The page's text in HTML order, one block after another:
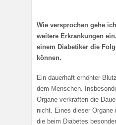
Wie versprochen gehe
weitere Erkrankungen
einem Diabetiker die
können.
Ein dauerhaft erhöhter
dem Menschen.
Organe verkraften die
nicht. Eines dieser Organe
die beim Diabetes